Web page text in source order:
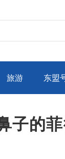
旅游 东盟
子的